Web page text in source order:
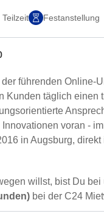
Festanstellung
führenden Online-
Kunden täglich
voran -
in Augsburg,
willst, bist Du
bei der C24